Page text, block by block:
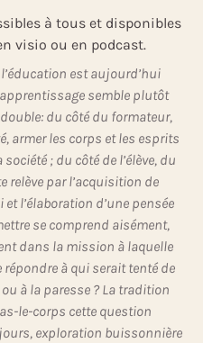
à tous et disponibles
visio ou en podcast.
est aujourd’hui
semble plutôt
du côté du formateur,
armer les corps et les esprits
; du côté de l’élève, du
relève par l’acquisition de
l’élaboration d’une pensée
se comprend aisément,
dans la mission à laquelle
à qui serait tenté de
à la paresse ? La tradition
le-corps cette question
exploration buissonnière